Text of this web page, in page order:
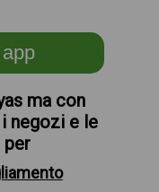
ma con
negozi e le
per